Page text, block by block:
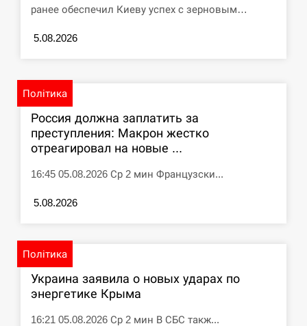
СЕРПЕНЬ
11:40
У зоопарку Токіо через спеку загинули три
левиці
СЕРПЕНЬ
Россияне ударили “Бардеролями” по Харькову,
ранее обеспечил Киеву успех с зерновым…
5.08.2026
Політика
Россия должна заплатить за
преступления: Макрон жестко
отреагировал на новые ...
16:45 05.08.2026 Ср 2 мин Французски...
5.08.2026
Політика
Украина заявила о новых ударах по
энергетике Крыма
16:21 05.08.2026 Ср 2 мин В СБС такж...